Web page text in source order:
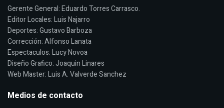
Gerente General: Eduardo Torres Carrasco.
Editor Locales: Luis Najarro
Deportes: Gustavo Barboza
Corrección: Alfonso Lanata
Espectaculos: Lucy Novoa
Diseño Grafico: Joaquin Linares
Web Master: Luis A. Valverde Sanchez
Medios de contacto